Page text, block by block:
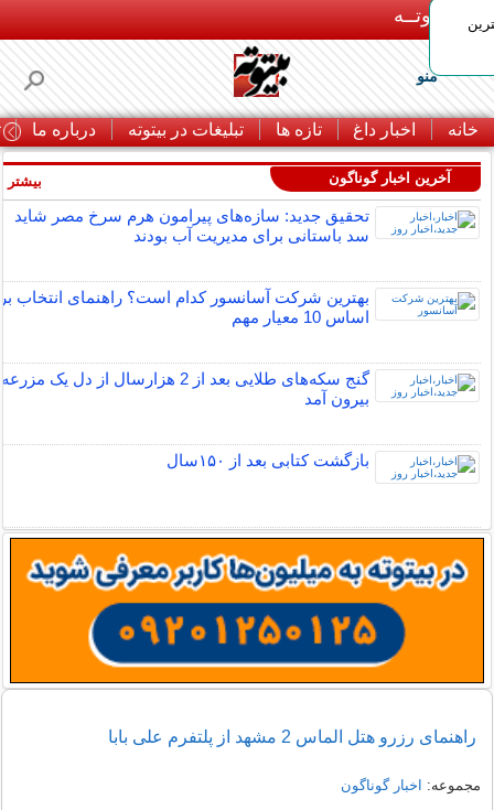
بـیتوتــه
منو
خانه اخبار داغ تازه ها تبلیغات در بیتوته درباره ما
آخرین اخبار گوناگون
تحقیق جدید: سازه‌های پیرامون هرم سرخ مصر شاید
سد باستانی برای مدیریت آب بودند
بهترین شرکت آسانسور کدام است؟ راهنمای انتخاب
اساس 10 معیار مهم
گنج سکه‌های طلایی بعد از 2 هزارسال از دل یک مزرعه
بیرون آمد
بازگشت کتابی بعد از ۱۵۰سال
بیشتر
راهنمای رزرو هتل الماس 2 مشهد از پلتفرم علی بابا
مجموعه: اخبار گوناگون